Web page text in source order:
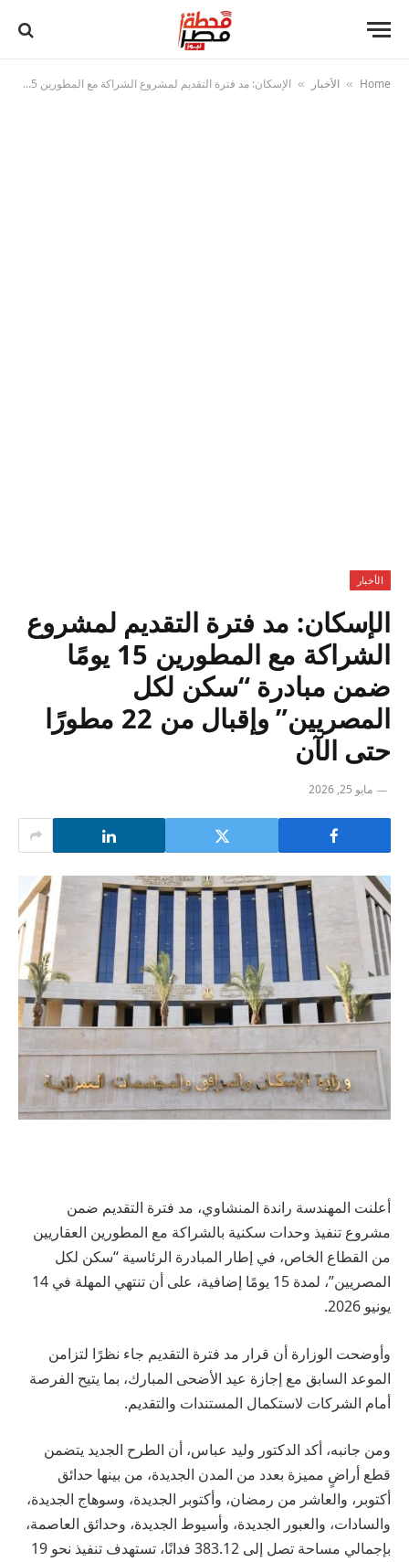
Home
» الأخبار » الإسكان: مد فترة التقديم لمشروع الشراكة مع المطورين 15 يومًا ضمن مبادرة “سكن لكل المصريين” وإقبال من 22 مطورًا حتى الآن
الأخبار
الإسكان: مد فترة التقديم لمشروع
الشراكة مع المطورين 15 يومًا
ضمن مبادرة “سكن لكل
المصريين” وإقبال من 22 مطورًا
حتى الآن
مايو 25, 2026
أعلنت المهندسة راندة المنشاوي، مد فترة التقديم ضمن
مشروع تنفيذ وحدات سكنية بالشراكة مع المطورين العقاريين
من القطاع الخاص، في إطار المبادرة الرئاسية “سكن لكل
المصريين”، لمدة 15 يومًا إضافية، على أن تنتهي المهلة في 14
يونيو 2026.
وأوضحت الوزارة أن قرار مد فترة التقديم جاء نظرًا لتزامن
الموعد السابق مع إجازة عيد الأضحى المبارك، بما يتيح الفرصة
أمام الشركات لاستكمال المستندات والتقديم.
ومن جانبه، أكد الدكتور وليد عباس، أن الطرح الجديد يتضمن
قطع أراضٍ مميزة بعدد من المدن الجديدة، من بينها حدائق
أكتوبر، والعاشر من رمضان، وأكتوبر الجديدة، وسوهاج الجديدة،
والسادات، والعبور الجديدة، وأسيوط الجديدة، وحدائق العاصمة،
بإجمالي مساحة تصل إلى 383.12 فدانًا، تستهدف تنفيذ نحو 19